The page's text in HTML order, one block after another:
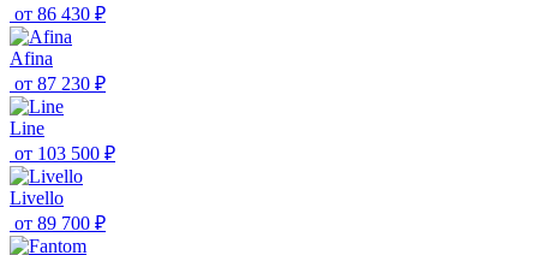
от 86 430 ₽
Afina
от 87 230 ₽
Line
от 103 500 ₽
Livello
от 89 700 ₽